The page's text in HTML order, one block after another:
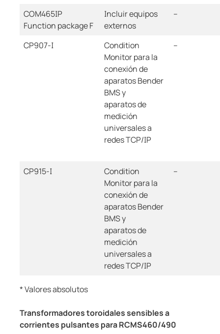
COM465IP
Function package F
Incluir equipos
externos
--
CP907-I
Condition
Monitor para la
conexión de
aparatos Bender
BMS y
aparatos de
medición
universales a
redes TCP/IP
--
CP915-I
Condition
Monitor para la
conexión de
aparatos Bender
BMS y
aparatos de
medición
universales a
redes TCP/IP
--
* Valores absolutos
Transformadores toroidales sensibles a
corrientes pulsantes para RCMS460/490